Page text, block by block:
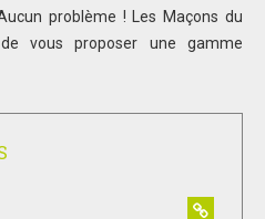
problème ! Les Maçons du
vous proposer une gamme
il faut avoir conscience que
pour conséquence de rendre
au traitement des eaux
devront être posées : est-ce